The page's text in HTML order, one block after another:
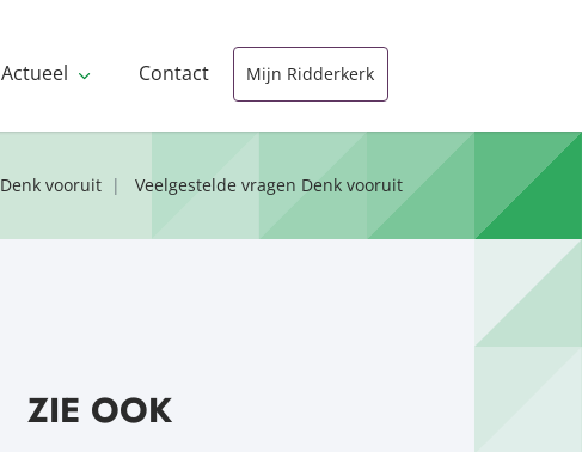
Actueel Contact Mijn Ridderkerk
Denk vooruit Veelgestelde vragen Denk vooruit
ZIE OOK